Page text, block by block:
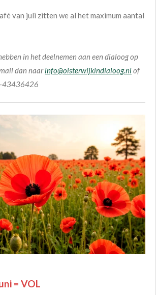
van juli zitten we al het maximum aantal
in het deelnemen aan een dialoog op
dan naarinfo@oisterwijkindialoog.nlof
43436426
= VOL